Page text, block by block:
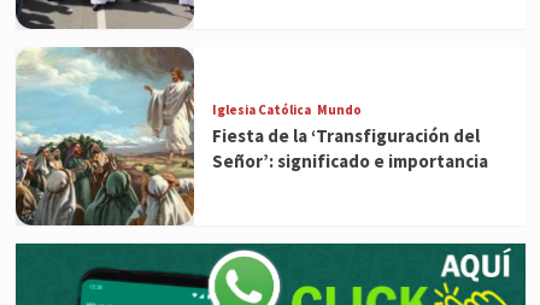
Iglesia Católica Mundo
Fiesta de la ‘Transfiguración del
Señor’: significado e importancia